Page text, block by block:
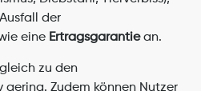
der
eine Ertragsgarantie an.
zu den